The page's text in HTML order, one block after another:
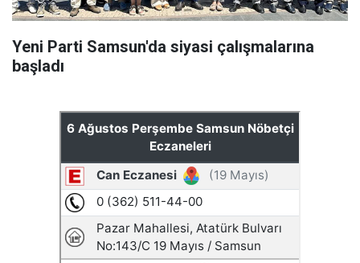
Yeni Parti Samsun'da siyasi çalışmalarına
başladı